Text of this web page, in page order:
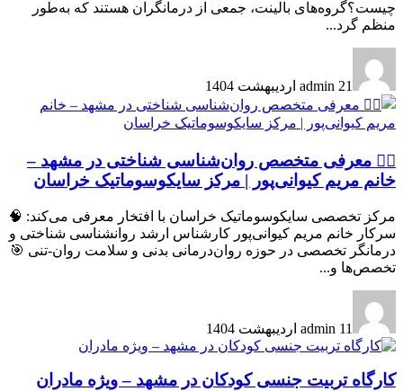
چیست؟گروه‌های بالینت، جمعی از درمانگران هستند که به‌طور
منظم گرد...
admin 21 اردیبهشت 1404
👩‍⚕ معرفی متخصص روان‌شناسی شناختی در مشهد –
خانم مریم کیوانی‌پور | مرکز سایکوسوماتیک خراسان
مرکز تخصصی سایکوسوماتیک خراسان با افتخار معرفی می‌کند: 🧠
سرکار خانم مریم کیوانی‌پور کارشناس ارشد روانشناسی شناختی و
درمانگر تخصصی در حوزه روان‌درمانی بدنی و سلامت روان-تنی 🎯
تخصص‌ها و...
admin 11 اردیبهشت 1404
کارگاه تربیت جنسی کودکان در مشهد – ویژه مادران